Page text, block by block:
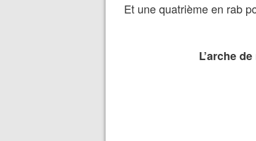
Et une quatrième en rab
L’arche